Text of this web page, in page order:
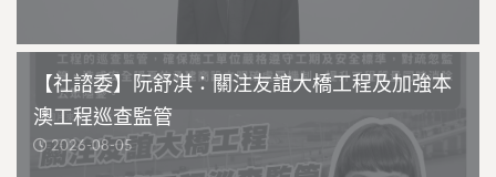
【社諮委】阮舒淇：關注友誼大橋工程及加強本
澳工程巡查監管
2026-08-05